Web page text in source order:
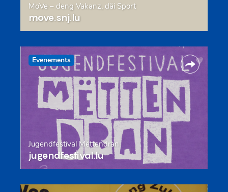
MoVe – deng Vakanz, däi Sport
move.snj.lu
Evenements
Jugendfestival Mëttendran
jugendfestival.lu